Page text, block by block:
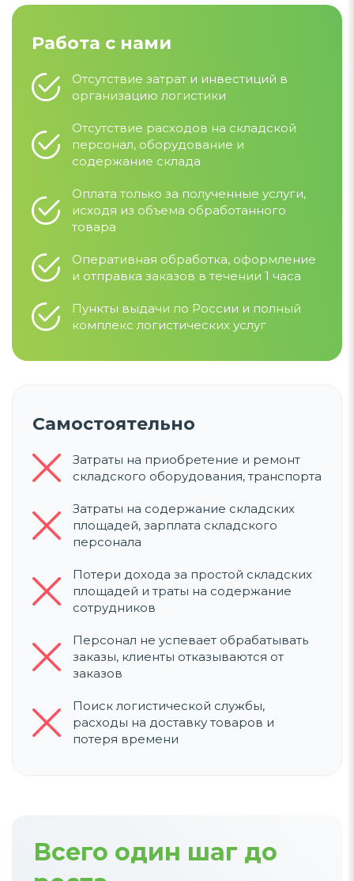
Работа с нами
Отсутствие затрат и инвестиций в
организацию логистики
Отсутствие расходов на складской
персонал, оборудование и
содержание склада
Оплата только за полученные услуги,
исходя из объема обработанного
товара
Оперативная обработка, оформление
и отправка заказов в течении 1 часа
Пункты выдачи по России и полный
комплекс логистических услуг
Самостоятельно
Затраты на приобретение и ремонт
складского оборудования, транспорта
Затраты на содержание складских
площадей, зарплата складского
персонала
Потери дохода за простой складских
площадей и траты на содержание
сотрудников
Персонал не успевает обрабатывать
заказы, клиенты отказываются от
заказов
Поиск логистической службы,
расходы на доставку товаров и
потеря времени
Всего один шаг до